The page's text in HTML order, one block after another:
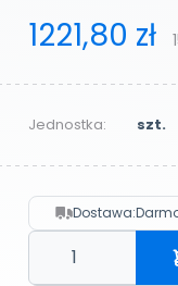
1221,80 zł
Jednostka: szt.
Dostawa: